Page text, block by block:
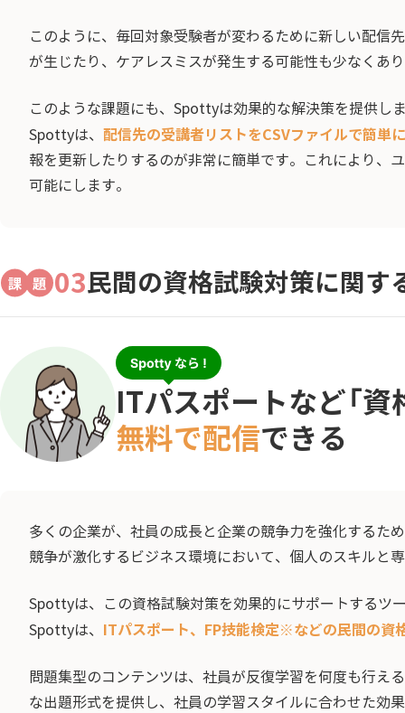
このように、毎回対象受験者が変わるために新しい配信
が生じたり、ケアレスミスが発生する可能性も少なくあ
このような課題にも、Spottyは効果的な解決策を提供し
Spottyは、 配信先の受講者リストをCSVファイルで簡単
報を更新したりするのが非常に簡単です。これにより、
可能にします。
03民間の資格試験対策に関す
ITパスポートなど「
無料で配信できる
多くの企業が、社員の成長と企業の競争力を強化するた
競争が激化するビジネス環境において、個人のスキルと
Spottyは、この資格試験対策を効果的にサポートするツ
Spottyは、 ITパスポート、FP技能検定※などの民間の資
問題集型のコンテンツは、社員が反復学習を何度も行
な出題形式を提供し、社員の学習スタイルに合わせた効